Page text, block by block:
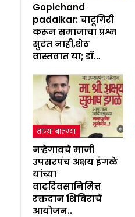
Gopichand
padalkar: चाटूगिरी
करून समाजाचा प्रश्न
सुटत नाही,शेठ
वास्तवात या; डॉ…
ताज्या बातम्या
नऱ्हेगावचे माजी
उपसरपंच अक्षय इंगळे
यांच्या
वाढदिवसानिमित्त
रक्तदान शिबिराचे
आयोजन..